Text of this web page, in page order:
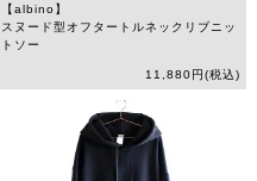
【albino】
スヌード型オフタートルネックリブニッ
トソー
11,880円(税込)